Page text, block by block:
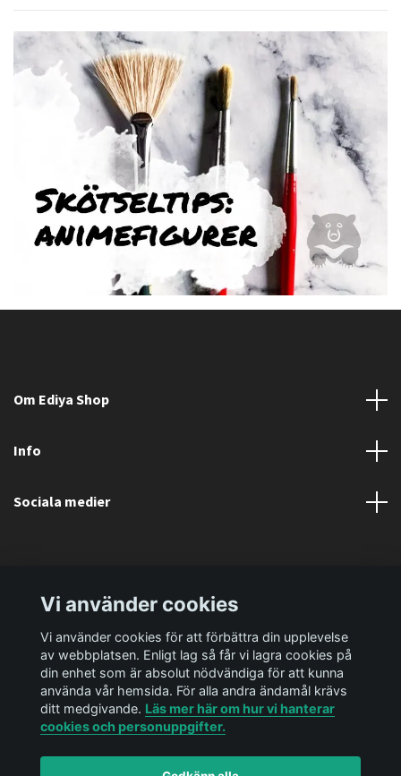
Om Ediya Shop
Info
Sociala medier
Vi använder cookies
Vi använder cookies för att förbättra din upplevelse
av webbplatsen. Enligt lag så får vi lagra cookies på
din enhet som är absolut nödvändiga för att kunna
använda vår hemsida. För alla andra ändamål krävs
ditt medgivande. Läs mer här om hur vi hanterar
cookies och personuppgifter.